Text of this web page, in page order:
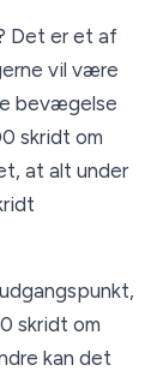
Det er et af
vil være
bevægelse
skridt om
at alt under
skridt om
kan det